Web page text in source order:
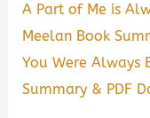
A Part of Me is
Meelan Book
You Were Always
Summary & PDF